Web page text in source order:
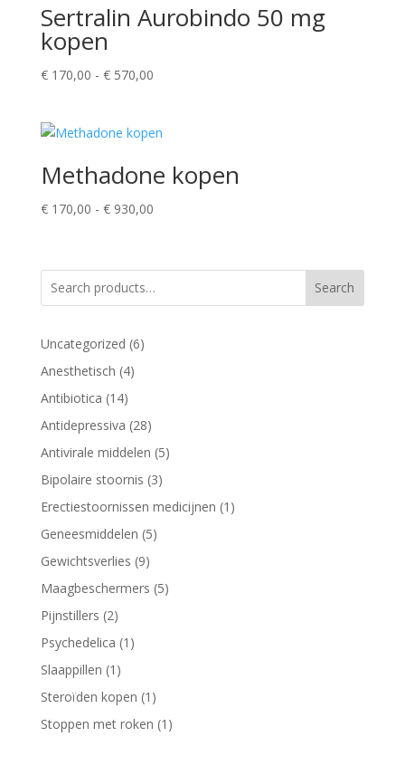
Sertralin Aurobindo 50 mg
kopen
€170,00 - €570,00Prijsklasse:
€ 570,00
Methadone kopen
€170,00 - €930,00Prijsklasse:
€ 930,00
Search
Uncategorized 66
Anesthetisch 44
Antibiotica 1414
producten
Antidepressiva 2828
producten
Antivirale middelen 55
Bipolaire stoornis 33
producten
Erectiestoornissen medicijnen 1 1
Geneesmiddelen 55
Gewichtsverlies 99
producten
Maagbeschermers 55
Pijnstillers 22
producten
Psychedelica 1 1
Slaappillen 1 1
product
Steroïden kopen 1 1
product
Stoppen met roken 1 1